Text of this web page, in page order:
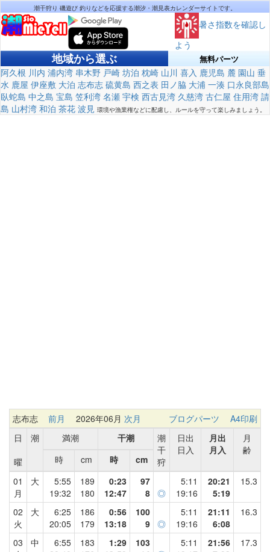
潮干狩り 磯遊び 釣りなどを応援する潮汐・潮見表カレンダーサイトです。
暑さ指数を確認し
よう
地域から選ぶ 無料パーツ
阿久根 川内 浦内湾 串木野 戸崎 坊泊 枕崎 山川 喜入 鹿児島 麓 園山 垂
水 鹿屋 伊座敷 大泊 志布志 硫黄島 西之表 田ノ脇 大浦 一湊 口永良部島
臥蛇島 中之島 宝島 笠利湾 名瀬 宇検 西古見湾 久慈湾 古仁屋 住用湾 請
島 山村湾 和泊 茶花 波見 環境や漁業権などに配慮し、ルールを守って楽しみましょう。
志布志 前月 2026年06月 次月 ブログパーツ
A4印刷
日
曜
潮 満潮 干潮
潮
干
狩
日出
日入
月出
月入
月
齢
時
cm 時
cm
01
月
大
5:55
19:32
189
180
0:23
12:47
97
8 ◎
5:11
19:16
20:21
5:19
15.3
02
火
大
6:25
20:05
186
179
0:56
13:18
100
9 ◎
5:11
19:16
21:11
6:08
16.3
03
中
6:55
183
1:29
103
5:11
21:56
17.3